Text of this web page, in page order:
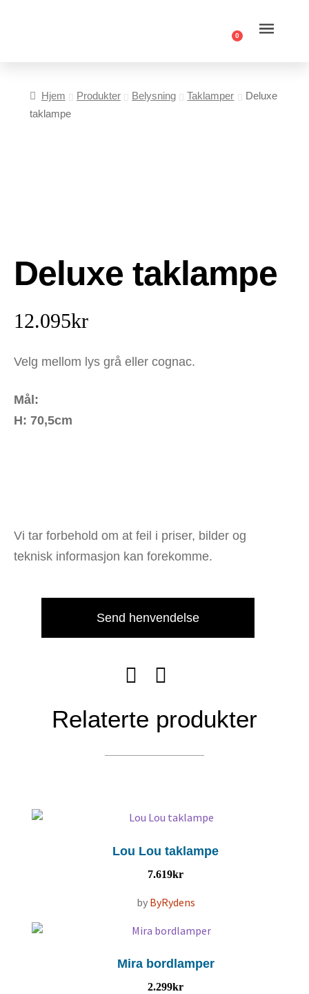
0
Hjem Produkter Belysning Taklamper
Deluxe
taklampe
Deluxe taklampe
12.095kr
Velg mellom lys grå eller cognac.
Mål:
H: 70,5cm
Vi tar forbehold om at feil i priser, bilder og
teknisk informasjon kan forekomme.
Send henvendelse
Relaterte produkter
Lou Lou taklampe
7.619kr
by ByRydens
Mira bordlamper
2.299kr